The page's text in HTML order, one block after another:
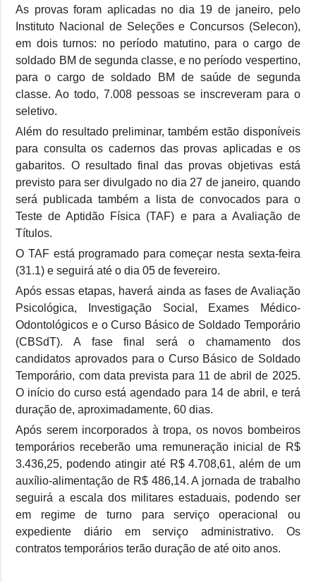
As provas foram aplicadas no dia 19 de janeiro, pelo
Instituto Nacional de Seleções e Concursos (Selecon),
em dois turnos: no período matutino, para o cargo de
soldado BM de segunda classe, e no período vespertino,
para o cargo de soldado BM de saúde de segunda
classe. Ao todo, 7.008 pessoas se inscreveram para o
seletivo.
Além do resultado preliminar, também estão disponíveis
para consulta os cadernos das provas aplicadas e os
gabaritos. O resultado final das provas objetivas está
previsto para ser divulgado no dia 27 de janeiro, quando
será publicada também a lista de convocados para o
Teste de Aptidão Física (TAF) e para a Avaliação de
Títulos.
O TAF está programado para começar nesta sexta-feira
(31.1) e seguirá até o dia 05 de fevereiro.
Após essas etapas, haverá ainda as fases de Avaliação
Psicológica, Investigação Social, Exames Médico-
Odontológicos e o Curso Básico de Soldado Temporário
(CBSdT). A fase final será o chamamento dos
candidatos aprovados para o Curso Básico de Soldado
Temporário, com data prevista para 11 de abril de 2025.
O início do curso está agendado para 14 de abril, e terá
duração de, aproximadamente, 60 dias.
Após serem incorporados à tropa, os novos bombeiros
temporários receberão uma remuneração inicial de R$
3.436,25, podendo atingir até R$ 4.708,61, além de um
auxílio-alimentação de R$ 486,14. A jornada de trabalho
seguirá a escala dos militares estaduais, podendo ser
em regime de turno para serviço operacional ou
expediente diário em serviço administrativo. Os
contratos temporários terão duração de até oito anos.